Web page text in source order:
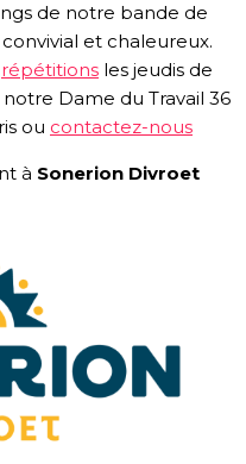
de notre bande de
et chaleureux.
répétitions les jeudis de
Dame du Travail 36
ou contactez-nous
à Sonerion Divroet